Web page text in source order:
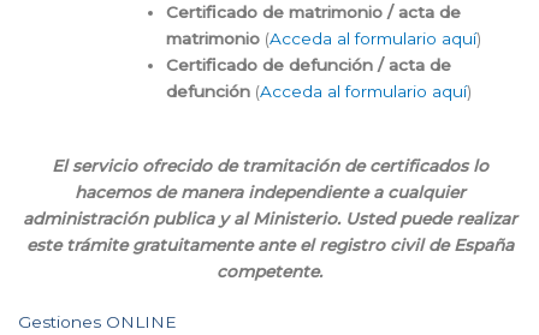
Certificado de matrimonio / acta de
matrimonio (Acceda al formulario aquí)
Certificado de defunción / acta de
defunción (Acceda al formulario aquí)
El servicio ofrecido de tramitación de certificados lo
hacemos de manera independiente a cualquier
administración publica y al Ministerio. Usted puede realizar
este trámite gratuitamente ante el registro civil de España
competente.
Gestiones ONLINE